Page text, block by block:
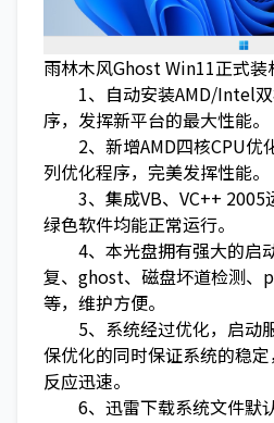
雨林木风Ghost Win11正式装
1、自动安装AMD/Intel双
序，发挥新平台的最大性能。
2、新增AMD四核CPU优
列优化程序，完美发挥性能。
3、集成VB、VC++ 2005
绿色软件均能正常运行。
4、本光盘拥有强大的启
复、ghost、磁盘坏道检测、
等，维护方便。
5、系统经过优化，启动
保优化的同时保证系统的稳定
反应迅速。
6、迅雷下载系统文件默认